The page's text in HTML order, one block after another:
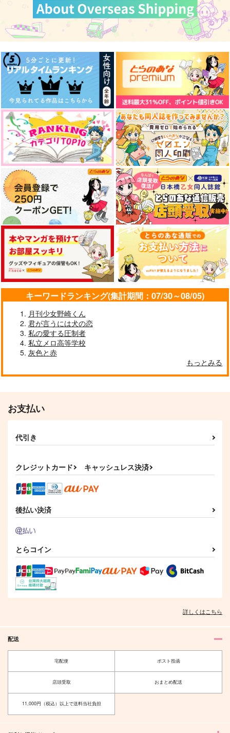
これは俺の友達の話な
ネコのバヤシライス
750円（税込）
宇髄天元×煉獄杏寿郎
サンプル
作品詳細
ウレンログ
紅月夜
944円（税込）
サンプル
作品詳細
どこにもない
片仮名
円（税込）
サンプル
作品詳細
晴れ間のあなた
床底
660円（税込）
宇髄天元×煉獄杏寿郎
サンプル
作品詳細
稽古のじかん（上）
仮小屋
787円（税込）
宇髄天元×煉獄杏寿郎
サンプル
深海のゆりかごー前編
ー
tent.
440円（税込）
宇髄天元×煉獄杏寿郎
サンプル
稽古のじかん（下）
1,257円（税込）
宇髄天元×煉獄杏寿郎
サンプル
それから。
330円（税込）
宇髄天元×煉獄杏寿郎
埋火
865円（税込）
大元の宇煉 —前夜祭
氷上ノ杜
宇髄天元×煉獄杏寿郎
スイートポテト
宇髄天元×煉獄杏寿郎
消えもの
さもなくば進め
専売 550円（税込）
鬼滅の刃
宇髄天元×煉獄杏寿郎
サンプル
カート
芸能パロうれんの合同
本2（3冊セット）
ヤブコウジ
専売 2,750円（税込）
鬼滅の刃
宇髄天元×煉獄杏寿郎
サンプル
カート
これは俺の友達の話な
んだけど
ネコのバヤシライス
専売 750円（税込）
鬼滅の刃
宇髄天元×煉獄杏寿郎
サンプル
カート
キーワードランキング(集計期間：07/30～08/05)
月刊少女野崎くん
君が言うには犬の恋
私の愛する圧制者
私立メロ高等学校
灰色と赤
もっとみる
お支払い
代引き
クレジットカード キャッシュレス決済
後払い決済
とらコイン
詳しくはこちら
配送
宅配便 ポスト投函
店頭受取 おまとめ配送
11,000円（税込）以上で送料当社負担